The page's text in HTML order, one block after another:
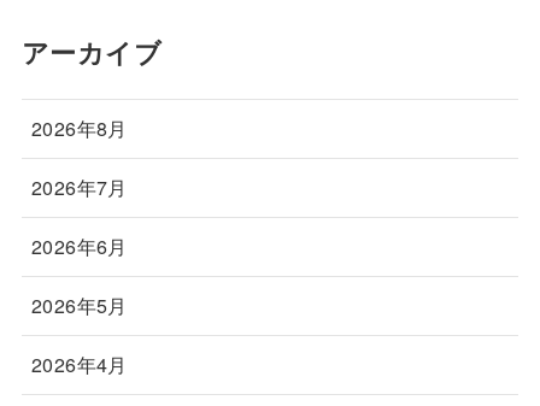
アーカイブ
2026年8月
2026年7月
2026年6月
2026年5月
2026年4月